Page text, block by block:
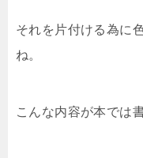
それを片付ける為に
ね。
こんな内容が本では